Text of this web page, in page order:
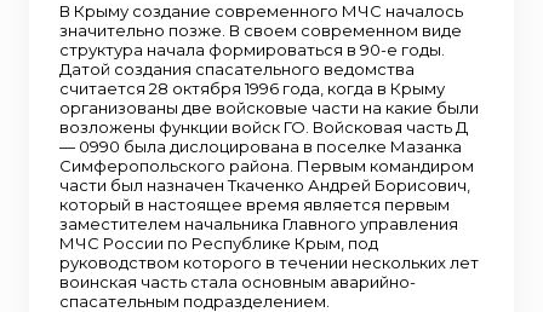
В Крыму создание современного МЧС началось
значительно позже. В своем современном виде
структура начала формироваться в 90-е годы.
Датой создания спасательного ведомства
считается 28 октября 1996 года, когда в Крыму
организованы две войсковые части на какие были
возложены функции войск ГО. Войсковая часть Д
— 0990 была дислоцирована в поселке Мазанка
Симферопольского района. Первым командиром
части был назначен Ткаченко Андрей Борисович,
который в настоящее время является первым
заместителем начальника Главного управления
МЧС России по Республике Крым, под
руководством которого в течении нескольких лет
воинская часть стала основным аварийно-
спасательным подразделением.